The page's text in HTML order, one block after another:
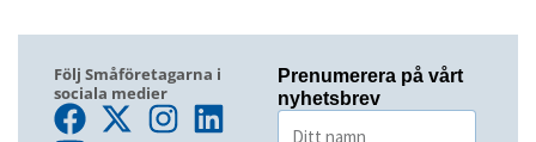
Följ Småföretagarna i
sociala medier
Prenumerera på vårt
nyhetsbrev